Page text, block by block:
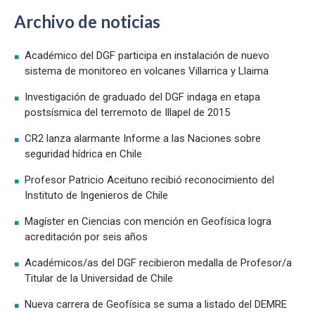
BIBLIOTECA
LABORATORIOS
Ciencias Atmosféricas
Geofísica Aplicada
Archivo de noticias
Académico del DGF participa en instalación de nuevo
sistema de monitoreo en volcanes Villarrica y Llaima
Investigación de graduado del DGF indaga en etapa
postsísmica del terremoto de Illapel de 2015
CR2 lanza alarmante Informe a las Naciones sobre
seguridad hídrica en Chile
Profesor Patricio Aceituno recibió reconocimiento del
Instituto de Ingenieros de Chile
Magíster en Ciencias con mención en Geofísica logra
acreditación por seis años
Académicos/as del DGF recibieron medalla de Profesor/a
Titular de la Universidad de Chile
Nueva carrera de Geofísica se suma a listado del DEMRE